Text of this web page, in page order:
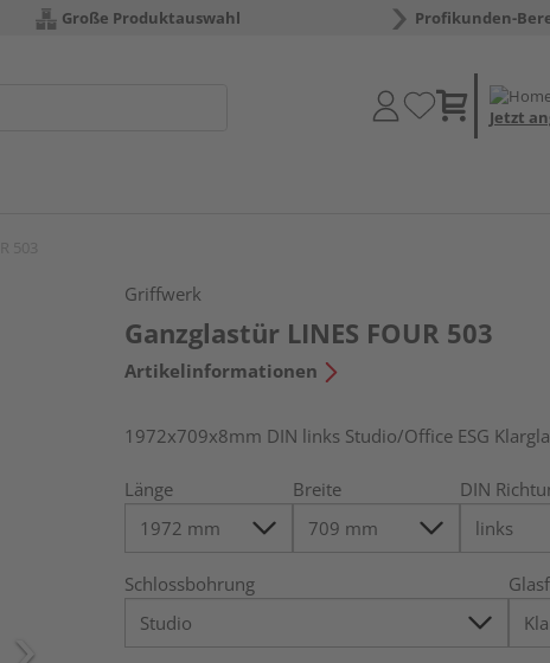
Große Produktauswahl Profikunden-
Jetzt
Griffwerk
Ganzglastür LINES FOUR 503
Artikelinformationen
1972x709x8mm DIN links Studio/Office ESG
Länge Breite DIN
Schlossbohrung